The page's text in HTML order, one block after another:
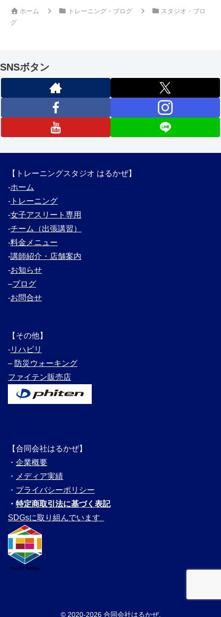
ホーム トレーニング・ブログ
スタジオ・ブロ
グ
SNSボタン
【トレーニングスタジオ はるかぜ】
‐ホーム
‐ トレーニング
‐女子アスリート専用
‐チーム（出張講習）
‐料金メニュー
‐講師紹介・ 店舗案内
‐お知らせ
–ブログ
‐お問合せ
【その他】
‐リハビリ
– 防災ウォーキング
ファイテン販売店
【合同会社はるかぜ】
・ 企業概要
・ メディ ア実績
・ プライバシーポリシー
・ 特定商取引法に基づく表記
SDGsに取り組んでいます
© 2020-2026 合同会社はるかぜ.